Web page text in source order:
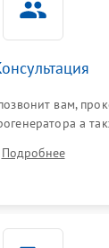
вам,
а
Подробнее